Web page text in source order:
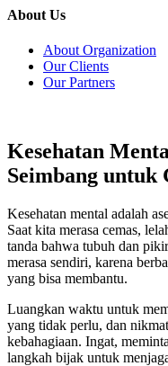
About Us
About Organization
Our Clients
Our Partners
Kesehatan
Seimbang untuk
Kesehatan mental adalah
Saat kita merasa cemas,
tanda bahwa tubuh dan
merasa sendiri, karena
yang bisa membantu.
Luangkan waktu untuk
yang tidak perlu, dan
kebahagiaan. Ingat,
langkah bijak untuk